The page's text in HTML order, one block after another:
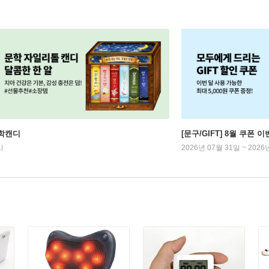
캔디 [문구/GIFT] 8월 쿠폰 이
2026년 07월 31일 ~ 2026